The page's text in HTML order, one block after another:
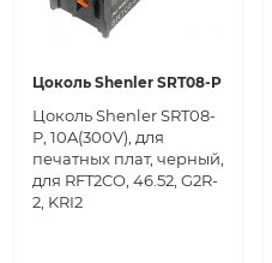
Цоколь Shenler SRT08-P
Цоколь Shenler SRT08-
P, 10A(300V), для
печатных плат, черный,
для RFT2CO, 46.52, G2R-
2, KRI2